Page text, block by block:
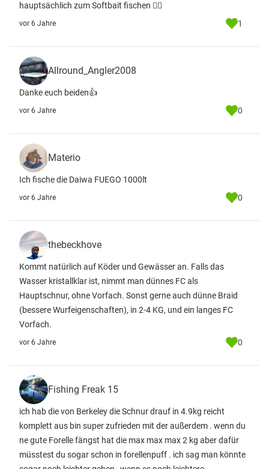
hauptsächlich zum Softbait fischen ✌🏽
vor 6 Jahre 1
Allround_Angler2008
Danke euch beiden👍
vor 6 Jahre 0
Materio
Ich fische die Daiwa FUEGO 1000lt
vor 6 Jahre 0
thebeckhove
Kommt natürlich auf Köder und Gewässer an. Falls das
Wasser kristallklar ist, nimmt man dünnes FC als
Hauptschnur, ohne Vorfach. Sonst gerne auch dünne Braid
(bessere Wurfeigenschaften), in 2-4 KG, und ein langes FC
Vorfach.
vor 6 Jahre 0
Fishing Freak 15
ich hab die von Berkeley die Schnur drauf in 4.9kg reicht
komplett aus bin super zufrieden mit der außerdem . wenn du
ne gute Forelle fängst hat die max max max 2 kg aber dafür
müsstest du sogar schon in forellenpuff . ich sag man könnte